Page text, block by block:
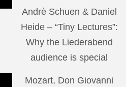
Andrè Schuen & Daniel
Heide – “Tiny Lectures”:
Why the Liederabend
audience is special
Mozart, Don Giovanni